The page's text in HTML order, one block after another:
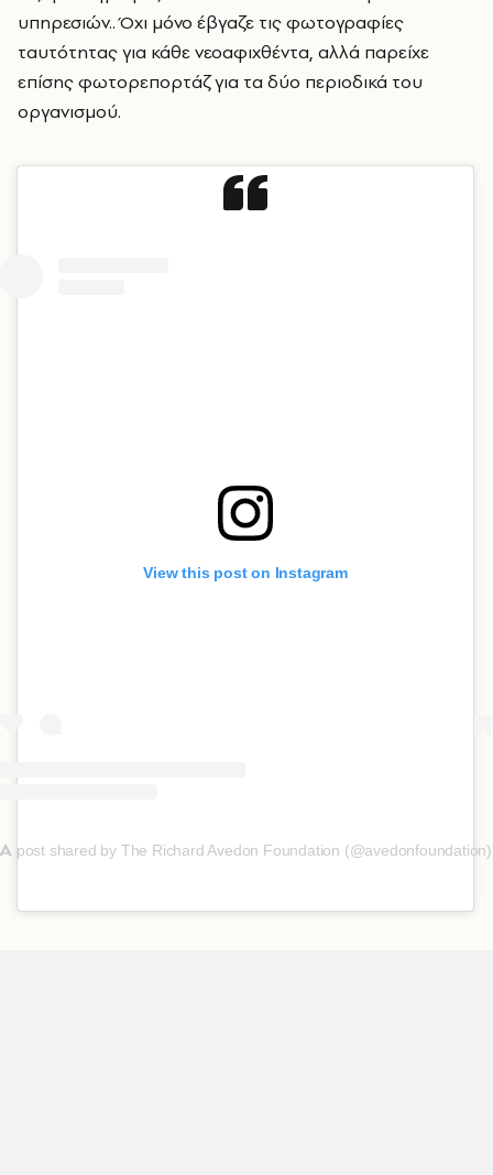
υπηρεσιών.. Όχι μόνο έβγαζε τις φωτογραφίες
ταυτότητας για κάθε νεοαφιχθέντα, αλλά παρείχε
επίσης φωτορεπορτάζ για τα δύο περιοδικά του
οργανισμού.
View this post on Instagram
Apost shared by The Richard Avedon Foundation (@avedonfoundation)